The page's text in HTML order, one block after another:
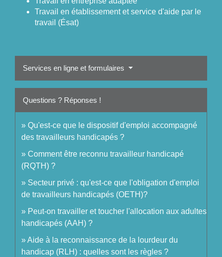
Travail en établissement et service d'aide par le
travail (Ésat)
Services en ligne et formulaires
Questions ? Réponses !
Qu'est-ce que le dispositif d'emploi accompagné
des travailleurs handicapés ?
Comment être reconnu travailleur handicapé
(RQTH) ?
Secteur privé : qu'est-ce que l'obligation d'emploi
de travailleurs handicapés (OETH)?
Peut-on travailler et toucher l'allocation aux adultes
handicapés (AAH) ?
Aide à la reconnaissance de la lourdeur du
handicap (RLH) : quelles sont les règles ?